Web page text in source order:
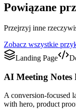
Powiązane
Przejrzyj inne
Zobacz wszystkie
Landing Page
AI Meeting Notes
A conversion-focused
with hero, product